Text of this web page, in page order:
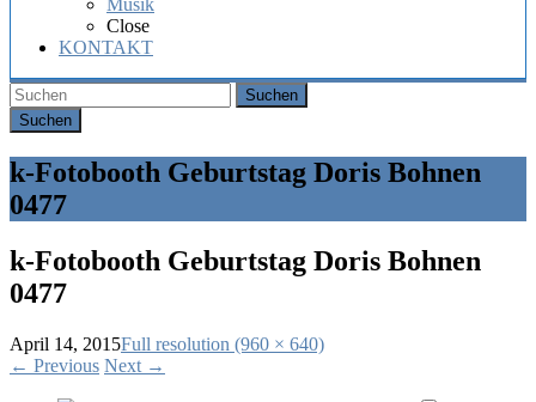
Musik
Close
KONTAKT
Suchen
k-Fotobooth Geburtstag Doris Bohnen
0477
k-Fotobooth Geburtstag Doris Bohnen
0477
April 14, 2015Full resolution (960 × 640)
← Previous Next →